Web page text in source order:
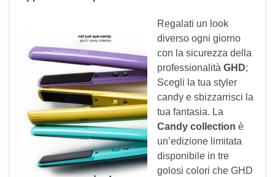
Regalati un look
diverso ogni giorno
con la sicurezza della
professionalità GHD;
Scegli la tua styler
candy e sbizzarrisci la
tua fantasia. La
Candy collection è
un’edizione limitata
disponibile in tre
golosi colori che GHD